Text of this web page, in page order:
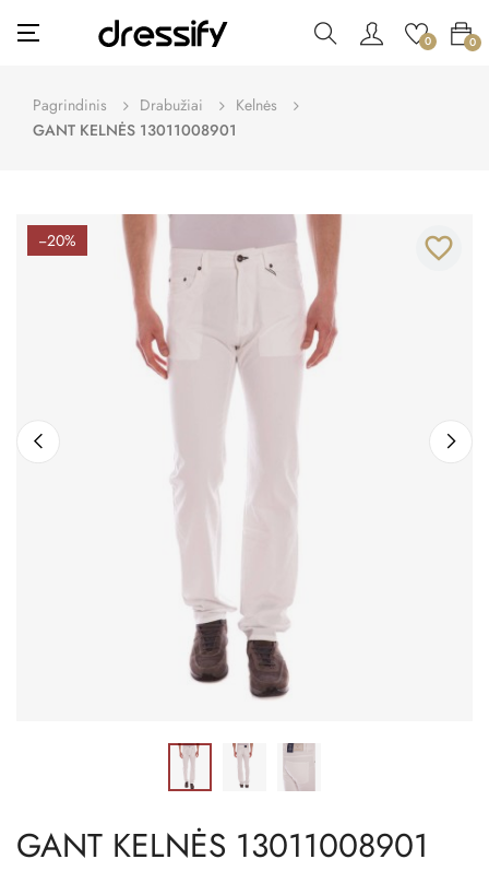
Toggle
navigation
☰ 0 0
Pagrindinis Drabužiai
Kelnės
GANT KELNĖS 13011008901
−20% favorite_border
GANT KELNĖS 13011008901